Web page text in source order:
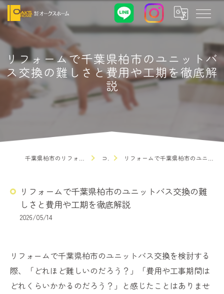
リフォームで千葉県柏市のユニットバ
ス交換の難しさと費用や工期を徹底解
説
コラム リフォームで千葉県柏市のユニットバス交換の難しさと費用や工期を徹底解説
リフォームで千葉県柏市のユニットバス交換の難
しさと費用や工期を徹底解説
2026/05/14
リフォームで千葉県柏市のユニットバス交換を検討する
際、「どれほど難しいのだろう？」「費用や工事期間は
どれくらいかかるのだろう？」と感じたことはありませ